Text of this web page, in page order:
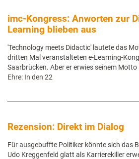
imc-Kongress: Anworten zur
Learning blieben aus
'Technology meets Didactic' lautete das
dritten Mal veranstalteten e-Learning-
Saarbrücken. Aber er erwies seinem
Ehre: In den 22
Rezension: Direkt im Dialog
Für ausgebuffte Politiker könnte sich das
Udo Kreggenfeld glatt als Karrierekiller